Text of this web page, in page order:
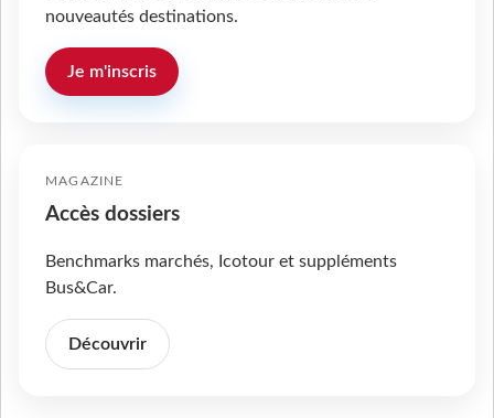
nouveautés destinations.
Je m'inscris
MAGAZINE
Accès dossiers
Benchmarks marchés, Icotour et suppléments
Bus&Car.
Découvrir